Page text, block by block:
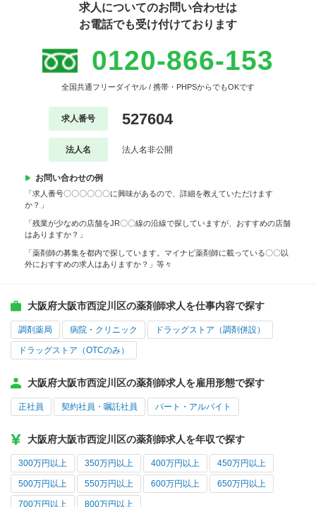
求人についてのお問い合わせは
お電話でも受け付けております
0120-866-153
全国共通フリーダイヤル / 携帯・PHPSからでもOKです
求人番号 527604
法人名 法人名非公開
お問い合わせの例
「求人番号〇〇〇〇〇〇に興味があるので、詳細を教えていただけます
か？」
「残業が少なめの店舗をJR〇〇線の沿線で探していますが、おすすめの店舗
はありますか？」
「薬剤師の募集を都内で探しています。マイナビ薬剤師に載っている〇〇以
外におすすめの求人はありますか？」等々
大阪府大阪市西淀川区の薬剤師求人を仕事内容で探す
調剤薬局 病院・クリニック ドラッグストア（調剤併設）
ドラッグストア（OTCのみ）
大阪府大阪市西淀川区の薬剤師求人を雇用形態で探す
正社員 契約社員・嘱託社員 パート・アルバイト
大阪府大阪市西淀川区の薬剤師求人を年収で探す
300万円以上 350万円以上 400万円以上 450万円以上
500万円以上 550万円以上 600万円以上 650万円以上
700万円以上 800万円以上